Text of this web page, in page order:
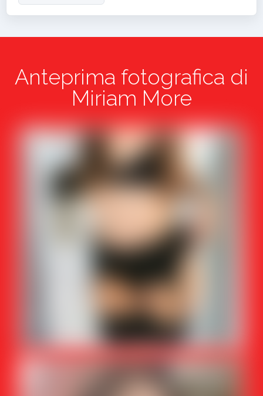
Anteprima fotografica di
Miriam More